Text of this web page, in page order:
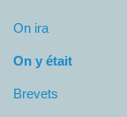
On ira
On y était
Brevets